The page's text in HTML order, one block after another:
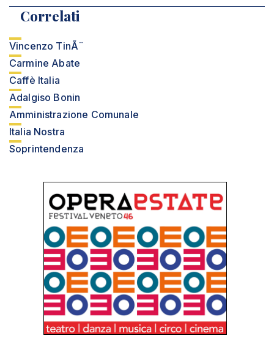
Correlati
Vincenzo TinÃ¨
Carmine Abate
Caffè Italia
Adalgiso Bonin
Amministrazione Comunale
Italia Nostra
Soprintendenza